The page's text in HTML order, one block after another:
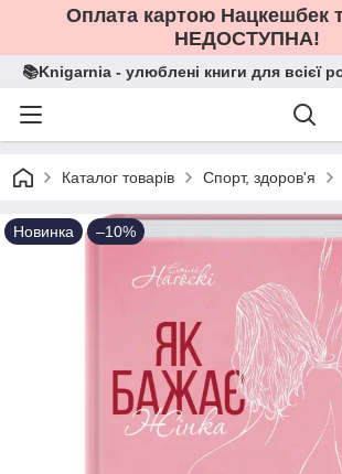
Оплата картою Нацкешбек
НЕДОСТУПНА!
📚Knigarnia - улюблені книги для всієї
Каталог товарів Спорт, здоров'я
Новинка –10%